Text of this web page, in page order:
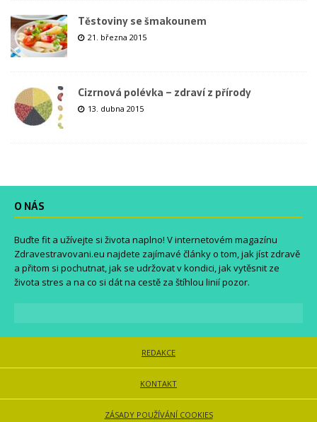
Těstoviny se šmakounem
21. března 2015
Cizrnová polévka – zdraví z přírody
13. dubna 2015
O NÁS
Buďte fit a užívejte si života naplno! V internetovém magazínu
Zdravestravovani.eu najdete zajímavé články o tom, jak jíst zdravě
a přitom si pochutnat, jak se udržovat v kondici, jak vytěsnit ze
života stres a na co si dát na cestě za štíhlou linií pozor.
REDAKCE
KONTAKT
ZÁSADY POUŽÍVÁNÍ COOKIES